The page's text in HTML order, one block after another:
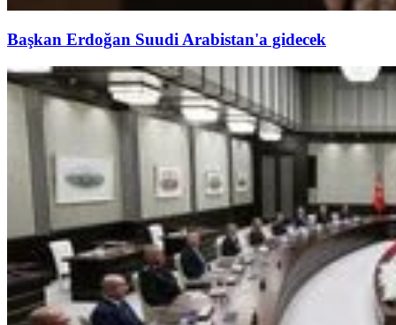
Başkan Erdoğan Suudi Arabistan'a gidecek